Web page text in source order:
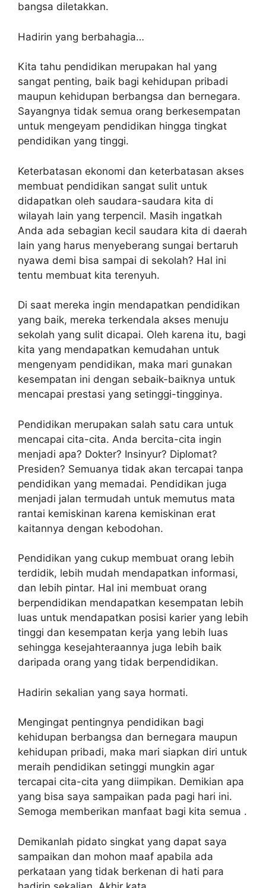
bangsa diletakkan.
Hadirin yang berbahagia…
Kita tahu pendidikan merupakan hal yang
sangat penting, baik bagi kehidupan pribadi
maupun kehidupan berbangsa dan bernegara.
Sayangnya tidak semua orang berkesempatan
untuk mengeyam pendidikan hingga tingkat
pendidikan yang tinggi.
Keterbatasan ekonomi dan keterbatasan akses
membuat pendidikan sangat sulit untuk
didapatkan oleh saudara-saudara kita di
wilayah lain yang terpencil. Masih ingatkah
Anda ada sebagian kecil saudara kita di daerah
lain yang harus menyeberang sungai bertaruh
nyawa demi bisa sampai di sekolah? Hal ini
tentu membuat kita terenyuh.
Di saat mereka ingin mendapatkan pendidikan
yang baik, mereka terkendala akses menuju
sekolah yang sulit dicapai. Oleh karena itu, bagi
kita yang mendapatkan kemudahan untuk
mengenyam pendidikan, maka mari gunakan
kesempatan ini dengan sebaik-baiknya untuk
mencapai prestasi yang setinggi-tingginya.
Pendidikan merupakan salah satu cara untuk
mencapai cita-cita. Anda bercita-cita ingin
menjadi apa? Dokter? Insinyur? Diplomat?
Presiden? Semuanya tidak akan tercapai tanpa
pendidikan yang memadai. Pendidikan juga
menjadi jalan termudah untuk memutus mata
rantai kemiskinan karena kemiskinan erat
kaitannya dengan kebodohan.
Pendidikan yang cukup membuat orang lebih
terdidik, lebih mudah mendapatkan informasi,
dan lebih pintar. Hal ini membuat orang
berpendidikan mendapatkan kesempatan lebih
luas untuk mendapatkan posisi karier yang lebih
tinggi dan kesempatan kerja yang lebih luas
sehingga kesejahteraannya juga lebih baik
daripada orang yang tidak berpendidikan.
Hadirin sekalian yang saya hormati.
Mengingat pentingnya pendidikan bagi
kehidupan berbangsa dan bernegara maupun
kehidupan pribadi, maka mari siapkan diri untuk
meraih pendidikan setinggi mungkin agar
tercapai cita-cita yang diimpikan. Demikian apa
yang bisa saya sampaikan pada pagi hari ini.
Semoga memberikan manfaat bagi kita semua .
Demikanlah pidato singkat yang dapat saya
sampaikan dan mohon maaf apabila ada
perkataan yang tidak berkenan di hati para